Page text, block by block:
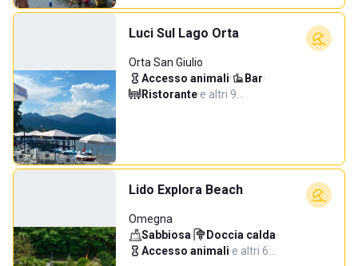
Luci Sul Lago Orta
Orta San Giulio
Accesso animali· Bar·
Ristorante·e altri 9…
Lido Explora Beach
Omegna
Sabbiosa· Doccia calda·
Accesso animali·e altri 6…